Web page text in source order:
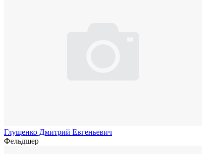
Глущенко Дмитрий Евгеньевич
Фельдшер